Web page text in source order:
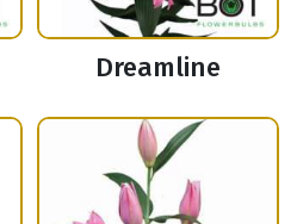
Dreamline